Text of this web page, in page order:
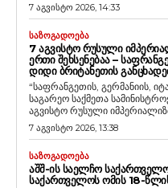
7 აგვისტო 2026, 14:33
ᲡᲐᲖᲝᲒᲐᲓᲝᲔᲑᲐ
7 ᲐᲒᲕᲘᲡᲢᲝ ᲠᲣᲡᲣᲚᲘ
ᲔᲠᲗᲘ ᲨᲔᲮᲡᲔᲜᲔᲑᲐᲐ –
ᲓᲘᲓᲘ ᲑᲠᲘᲢᲐᲜᲔᲗᲘᲡ
“საფრანგეთის, გერმანიის,
საგარეო საქმეთა
აგვისტო რუსული
7 აგვისტო 2026, 13:38
ᲡᲐᲖᲝᲒᲐᲓᲝᲔᲑᲐ
ᲐᲨᲨ-ᲘᲡ ᲡᲐᲔᲚᲩᲝ
ᲡᲐᲥᲐᲠᲗᲕᲔᲚᲝᲡ ᲝᲛᲘᲡ 18-